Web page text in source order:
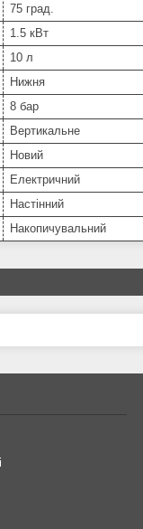
75 град.
1.5 кВт
10 л
Нижня
8 бар
Вертикальне
Новий
Електричний
Настінний
Накопичувальний